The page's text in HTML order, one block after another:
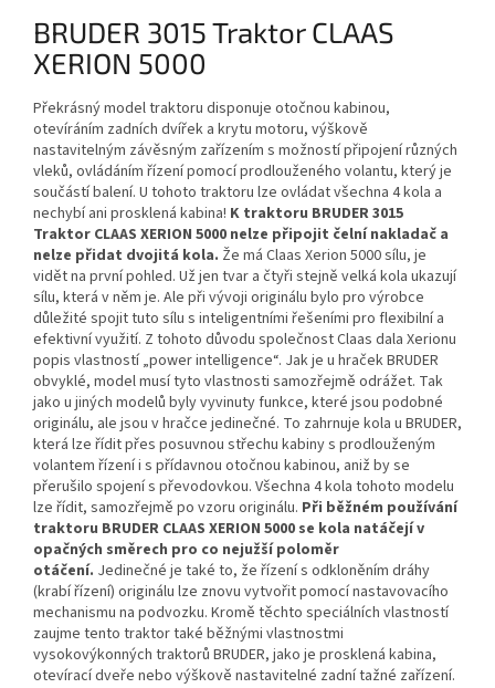
BRUDER 3015 Traktor CLAAS
XERION 5000
Překrásný model traktoru disponuje otočnou kabinou,
otevíráním zadních dvířek a krytu motoru, výškově
nastavitelným závěsným zařízením s možností připojení různých
vleků, ovládáním řízení pomocí prodlouženého volantu, který je
součástí balení. U tohoto traktoru lze ovládat všechna 4 kola a
nechybí ani prosklená kabina! K traktoru BRUDER 3015
Traktor CLAAS XERION 5000 nelze připojit čelní nakladač a
nelze přidat dvojitá kola. Že má Claas Xerion 5000 sílu, je
vidět na první pohled. Už jen tvar a čtyři stejně velká kola ukazují
sílu, která v něm je. Ale při vývoji originálu bylo pro výrobce
důležité spojit tuto sílu s inteligentními řešeními pro flexibilní a
efektivní využití. Z tohoto důvodu společnost Claas dala Xerionu
popis vlastností „power intelligence“. Jak je u hraček BRUDER
obvyklé, model musí tyto vlastnosti samozřejmě odrážet. Tak
jako u jiných modelů byly vyvinuty funkce, které jsou podobné
originálu, ale jsou v hračce jedinečné. To zahrnuje kola u BRUDER,
která lze řídit přes posuvnou střechu kabiny s prodlouženým
volantem řízení i s přídavnou otočnou kabinou, aniž by se
přerušilo spojení s převodovkou. Všechna 4 kola tohoto modelu
lze řídit, samozřejmě po vzoru originálu. Při běžném používání
traktoru BRUDER CLAAS XERION 5000 se kola natáčejí v
opačných směrech pro co nejužší poloměr
otáčení. Jedinečné je také to, že řízení s odkloněním dráhy
(krabí řízení) originálu lze znovu vytvořit pomocí nastavovacího
mechanismu na podvozku. Kromě těchto speciálních vlastností
zaujme tento traktor také běžnými vlastnostmi
vysokovýkonných traktorů BRUDER, jako je prosklená kabina,
otevírací dveře nebo výškově nastavitelné zadní tažné zařízení.